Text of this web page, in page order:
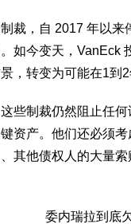
裁，自 2017 年以
如今变天，VanEck
，转变为可能在1到2
些制裁仍然阻止任
资产。他们还必须
其他债权人的大量
委内瑞拉到底